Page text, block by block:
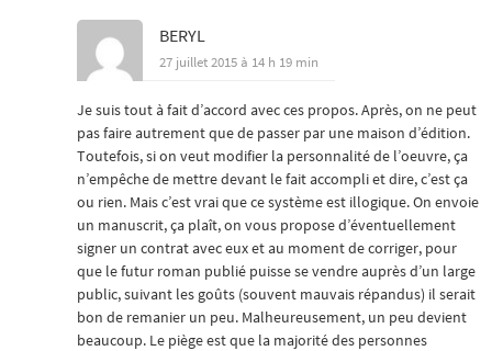
BERYL
27 juillet 2015 à 14 h 19 min
Je suis tout à fait d’accord avec ces propos. Après, on ne peut
pas faire autrement que de passer par une maison d’édition.
Toutefois, si on veut modifier la personnalité de l’oeuvre, ça
n’empêche de mettre devant le fait accompli et dire, c’est ça
ou rien. Mais c’est vrai que ce système est illogique. On envoie
un manuscrit, ça plaît, on vous propose d’éventuellement
signer un contrat avec eux et au moment de corriger, pour
que le futur roman publié puisse se vendre auprès d’un large
public, suivant les goûts (souvent mauvais répandus) il serait
bon de remanier un peu. Malheureusement, un peu devient
beaucoup. Le piège est que la majorité des personnes